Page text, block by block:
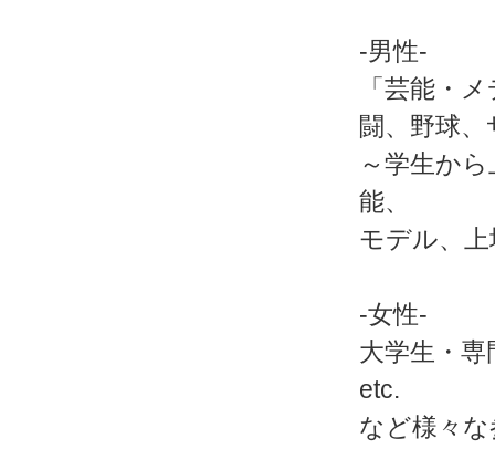
-男性-
「芸能・
闘、野球
～学生か
能、
モデル、
-女性-
大学生・
etc.
など様々